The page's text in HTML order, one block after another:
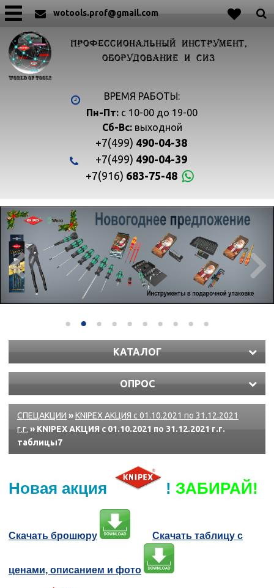
wotools.prof@gmail.com
ПРОФЕССИОНАЛЬНЫЙ ИНСТРУМЕНТ,
ОБОРУДОВАНИЕ И СИЗ
ВРЕМЯ РАБОТЫ:
Пн-Пт: с 10-00 до 19-00
Сб-Вс:выходной
+7(499) 490-04-38
+7(499) 490-04-39
+7(916) 683-75-48
 
КАТАЛОГ
ОПРОС
СПЕЦАКЦИИ »KNIPEX АКЦИЯ с 01.10.2021 по 31.12.2021
г.г. » KNIPEX АКЦИЯ с 01.10.2021 по 31.12.2021 г.г.
таблицы7
Новая акция ! ЗАБИРАЙ!
Скачать брошюру Скачать таблицу с
ценами, описанием и фото